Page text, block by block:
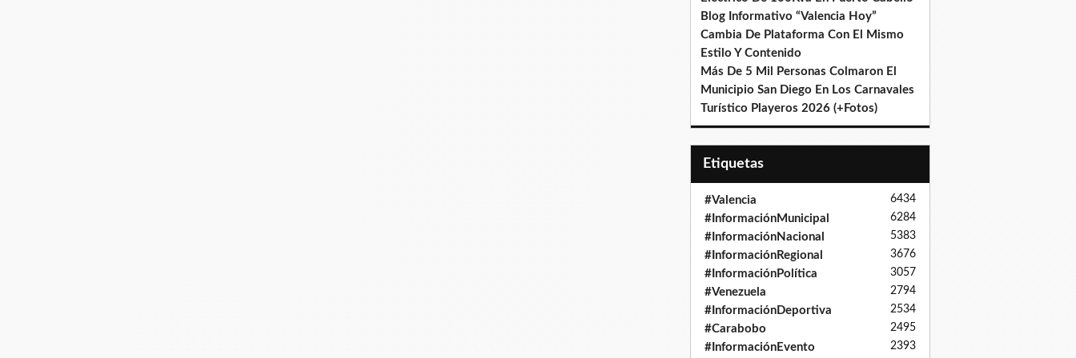
Blog Informativo “Valencia Hoy”
Cambia De Plataforma Con El Mismo
Estilo Y Contenido
Más De 5 Mil Personas Colmaron El
Municipio San Diego En Los Carnavales
Turístico Playeros 2026 (+Fotos)
Etiquetas
#Valencia 6434
#InformaciónMunicipal 6284
#InformaciónNacional 5383
#InformaciónRegional 3676
#InformaciónPolítica 3057
#Venezuela 2794
#InformaciónDeportiva 2534
#Carabobo 2495
#InformaciónEvento 2393